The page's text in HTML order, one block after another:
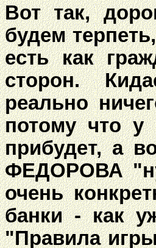
Вот так,
будем
есть как
сторон.
реально
потому что у
прибудет, а
ФЕДОРОВА
очень
банки - как
"Правила